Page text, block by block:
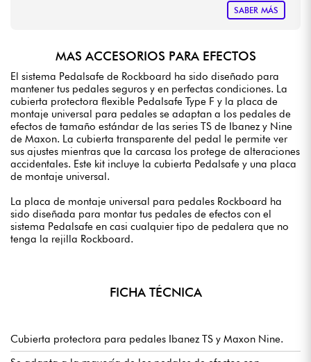
SABER MÁS
MAS ACCESORIOS PARA EFECTOS
El sistema Pedalsafe de Rockboard ha sido diseñado para
mantener tus pedales seguros y en perfectas condiciones. La
cubierta protectora flexible Pedalsafe Type F y la placa de
montaje universal para pedales se adaptan a los pedales de
efectos de tamaño estándar de las series TS de Ibanez y Nine
de Maxon. La cubierta transparente del pedal le permite ver
sus ajustes mientras que la carcasa los protege de alteraciones
accidentales. Este kit incluye la cubierta Pedalsafe y una placa
de montaje universal.
La placa de montaje universal para pedales Rockboard ha
sido diseñada para montar tus pedales de efectos con el
sistema Pedalsafe en casi cualquier tipo de pedalera que no
tenga la rejilla Rockboard.
FICHA TÉCNICA
Cubierta protectora para pedales Ibanez TS y Maxon Nine.